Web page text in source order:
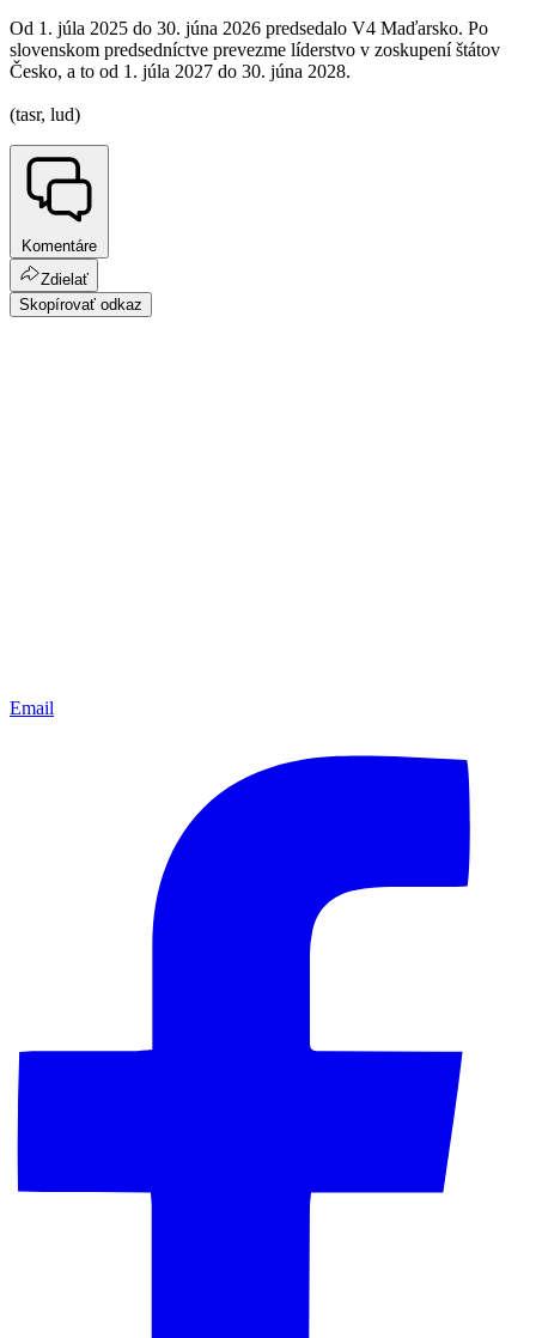
Od 1. júla 2025 do 30. júna 2026 predsedalo V4 Maďarsko. Po
slovenskom predsedníctve prevezme líderstvo v zoskupení štátov
Česko, a to od 1. júla 2027 do 30. júna 2028.
(tasr, lud)
Komentáre
Zdielať
Skopírovať odkaz
Email